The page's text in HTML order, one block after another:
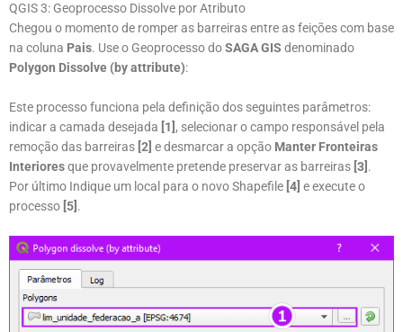
QGIS 3: Geoprocesso Dissolve por Atributo
Chegou o momento de romper as barreiras entre as feições com base
na coluna Pais. Use o Geoprocesso doSAGA GIS denominado
Polygon Dissolve (by attribute):
Este processo funciona pela definição dos seguintes parâmetros:
indicar a camada desejada [1] , selecionar o campo responsável pela
remoção das barreiras [2] e desmarcar a opção Manter Fronteiras
Interioresque provavelmente pretende preservar as barreiras [3] .
Por último Indique um local para o novo Shapefile [4] e execute o
processo [5] .